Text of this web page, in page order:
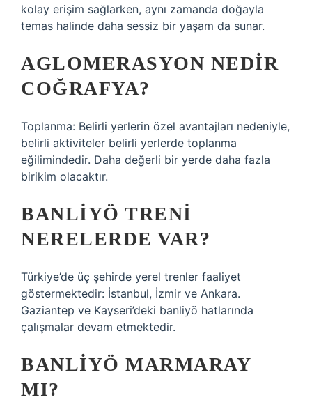
kolay erişim sağlarken, aynı zamanda doğayla
temas halinde daha sessiz bir yaşam da sunar.
AGLOMERASYON NEDIR
COĞRAFYA?
Toplanma: Belirli yerlerin özel avantajları nedeniyle,
belirli aktiviteler belirli yerlerde toplanma
eğilimindedir. Daha değerli bir yerde daha fazla
birikim olacaktır.
BANLIYÖ TRENI
NERELERDE VAR?
Türkiye’de üç şehirde yerel trenler faaliyet
göstermektedir: İstanbul, İzmir ve Ankara.
Gaziantep ve Kayseri’deki banliyö hatlarında
çalışmalar devam etmektedir.
BANLIYÖ MARMARAY
MI?